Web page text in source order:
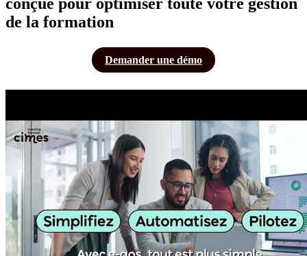
de la formation
Demander une démo